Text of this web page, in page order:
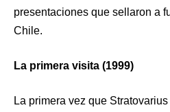
presentaciones que sellaron a
Chile.
La primera visita (1999)
La primera vez que